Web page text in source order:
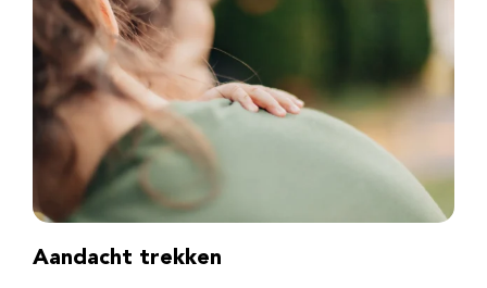
Aandacht trekken